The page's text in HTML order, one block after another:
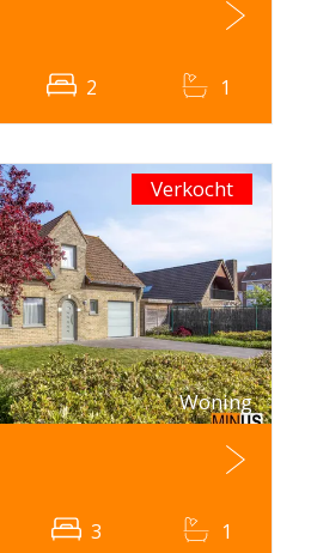
2 1
Verkocht
Woning
3 1